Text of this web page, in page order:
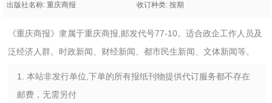
出版社名称: 重庆商报 收订种类: 按期
《重庆商报》隶属于重庆商报,邮发代号77-10。适合政企工作人员及
泛经济人群。时政新闻、财经新闻、都市民生新闻、文体新闻等。
1. 本站非发行单位,下单的所有报纸刊物提供代订服务都不存在
邮费，无需另付